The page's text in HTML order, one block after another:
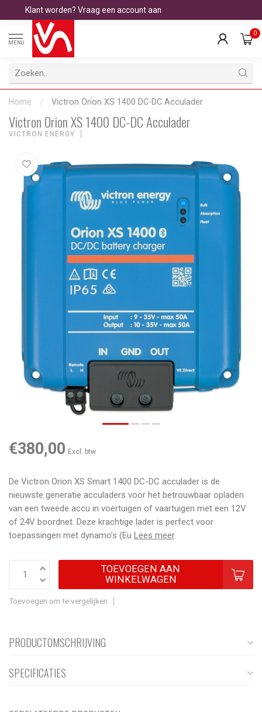
Klant worden? Vraag een account aan
MENU
0
Home / Victron Orion XS 1400 DC-DC Acculader
Victron Orion XS 1400 DC-DC Acculader
VICTRON ENERGY
€380,00 Excl. btw
De Victron Orion XS Smart 1400 DC-DC acculader is de
nieuwste generatie acculaders voor het betrouwbaar opladen
van een tweede accu in voertuigen of vaartuigen met een 12V
of 24V boordnet. Deze krachtige lader is perfect voor
toepassingen met dynamo’s (Eu Lees meer.
TOEVOEGEN AAN
WINKELWAGEN
Toevoegen om te vergelijken
PRODUCTOMSCHRIJVING
SPECIFICATIES